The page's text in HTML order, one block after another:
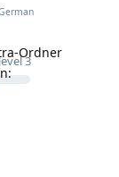
3
Ordner